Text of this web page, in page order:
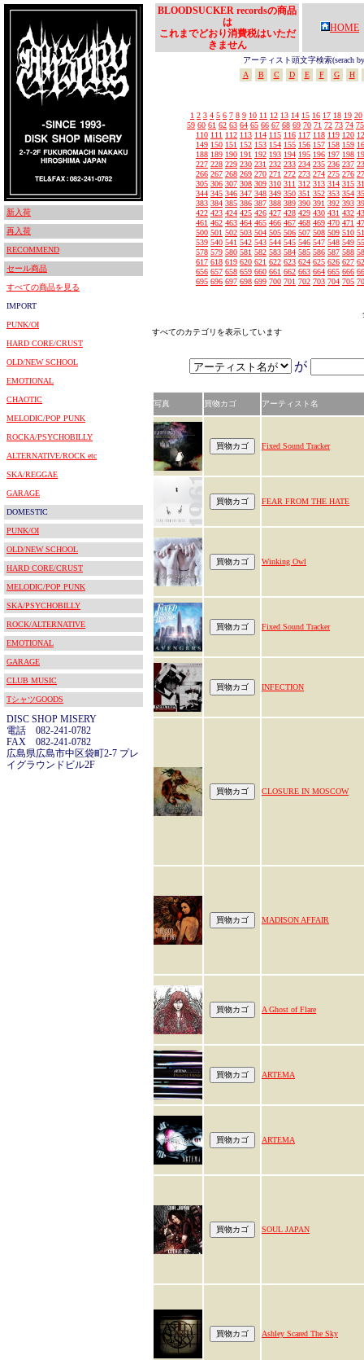
新入荷
再入荷
RECOMMEND
セール商品
すべての商品を見る
IMPORT
PUNK/OI
HARD CORE/CRUST
OLD/NEW SCHOOL
EMOTIONAL
CHAOTIC
MELODIC/POP PUNK
ROCKA/PSYCHOBILLY
ALTERNATIVE/ROCK etc
SKA/REGGAE
GARAGE
DOMESTIC
PUNK/OI
OLD/NEW SCHOOL
HARD CORE/CRUST
MELODIC/POP PUNK
SKA/PSYCHOBILLY
ROCK/ALTERNATIVE
EMOTIONAL
GARAGE
CLUB MUSIC
TシャツGOODS
DISC SHOP MISERY
電話 082-241-0782
FAX 082-241-0782
広島県広島市中区袋町2-7 プレ
イグラウンドビル2F
BLOODSUCKER recordsの商品
は
これまでどおり消費税はいただ
きません
HOME
アーティスト頭文字検索(serach
A
B C D E F G H
1 2 3 4 5 6 7 8 9 10 11 12 13 14 15 16 17 18 19 20
59 60 61 62 63 64 65 66 67 68 69 70 71 72 73 74 75
110 111 112 113 114 115 116 117 118 119 120
149 150 151 152 153 154 155 156 157 158 159
188 189 190 191 192 193 194 195 196 197 198
227 228 229 230 231 232 233 234 235 236 237
266 267 268 269 270 271 272 273 274 275 276
305 306 307 308 309 310 311 312 313 314 315
344 345 346 347 348 349 350 351 352 353 354
383 384 385 386 387 388 389 390 391 392 393
422 423 424 425 426 427 428 429 430 431 432
461 462 463 464 465 466 467 468 469 470 471
500 501 502 503 504 505 506 507 508 509 510
539 540 541 542 543 544 545 546 547 548 549
578 579 580 581 582 583 584 585 586 587 588
617 618 619 620 621 622 623 624 625 626 627
656 657 658 659 660 661 662 663 664 665 666
695 696 697 698 699 700 701 702 703 704 705
すべてのカテゴリを表示しています
が
写真 買物カゴ アーティスト名
Fixed Sound Tracker
FEAR FROM THE HATE
Winking Owl
Fixed Sound Tracker
INFECTION
CLOSURE IN MOSCOW
MADISON AFFAIR
A Ghost of Flare
ARTEMA
ARTEMA
SOUL JAPAN
Ashley Scared The Sky